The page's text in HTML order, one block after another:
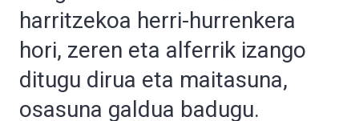
harritzekoa herri-hurrenkera
hori, zeren eta alferrik izango
ditugu dirua eta maitasuna,
osasuna galdua badugu.